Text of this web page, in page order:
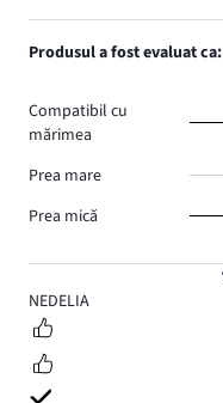
5
NEDELIA
Produsul a fost evaluat ca:
Compatibil cu
mărimea
Prea mare
Prea mică